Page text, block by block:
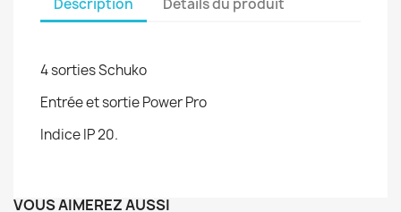
4 sorties Schuko
Entrée et sortie Power Pro
Indice IP 20.
VOUS AIMEREZ AUSSI